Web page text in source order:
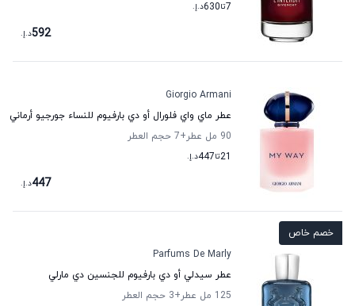
7تا630د.إ.
592د.إ.
Giorgio Armani
عطر ماي واي فلورال أو دي بارفيوم للنساء جورجيو أرماني
90 مل عطر
+7
حجم العطر
21تا447د.إ.
447د.إ.
خصم خاص
Parfums De Marly
عطر سيدلي أو دي بارفيوم للجنسين دي مارلي
125 مل عطر
+3
حجم العطر